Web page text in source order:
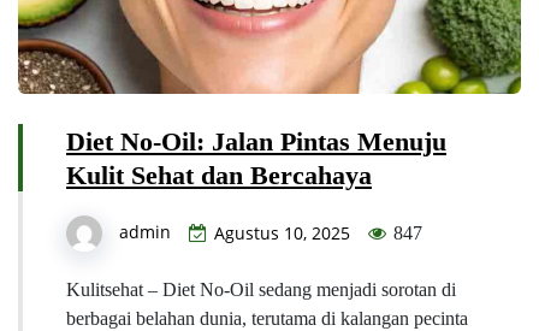
Diet No-Oil: Jalan Pintas Menuju
Kulit Sehat dan Bercahaya
admin Agustus 10, 2025 847
Kulitsehat – Diet No-Oil sedang menjadi sorotan di
berbagai belahan dunia, terutama di kalangan pecinta